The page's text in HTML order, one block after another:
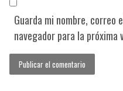
Guarda mi nombre, correo
navegador para la próxima